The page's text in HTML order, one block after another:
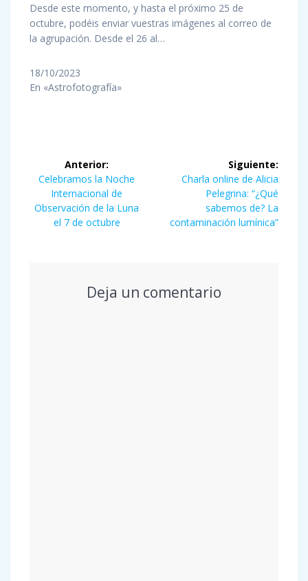
Desde este momento, y hasta el próximo 25 de
octubre, podéis enviar vuestras imágenes al correo de
la agrupación. Desde el 26 al…
18/10/2023
En «Astrofotografía»
Navegación
entradas
Anterior:
Entrada
anterior:
Celebramos la Noche
Internacional de
Observación de la Luna
el 7 de octubre
Siguiente:
Siguiente
entrada:
Charla online de Alicia
Pelegrina: “¿Qué
sabemos de? La
contaminación lumínica”
Deja un comentario